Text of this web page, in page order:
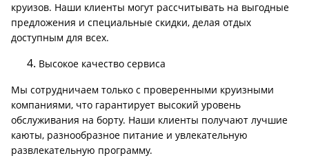
круизов. Наши клиенты могут рассчитывать на выгодные
предложения и специальные скидки, делая отдых
доступным для всех.
Высокое качество сервиса
Мы сотрудничаем только с проверенными круизными
компаниями, что гарантирует высокий уровень
обслуживания на борту. Наши клиенты получают лучшие
каюты, разнообразное питание и увлекательную
развлекательную программу.